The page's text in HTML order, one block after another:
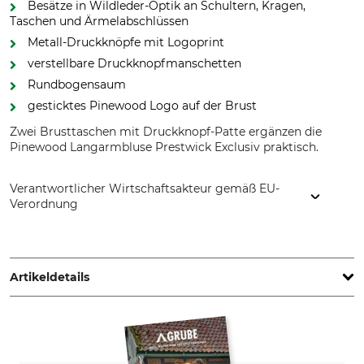
Besätze in Wildleder-Optik an Schultern, Kragen,
Taschen und Ärmelabschlüssen
Metall-Druckknöpfe mit Logoprint
verstellbare Druckknopfmanschetten
Rundbogensaum
gesticktes Pinewood Logo auf der Brust
Zwei Brusttaschen mit Druckknopf-Patte ergänzen die
Pinewood Langarmbluse Prestwick Exclusiv praktisch.
Verantwortlicher Wirtschaftsakteur gemäß EU-
Verordnung
www.pinewood.eu
Artikeldetails
Produkttyp
Langarmbluse